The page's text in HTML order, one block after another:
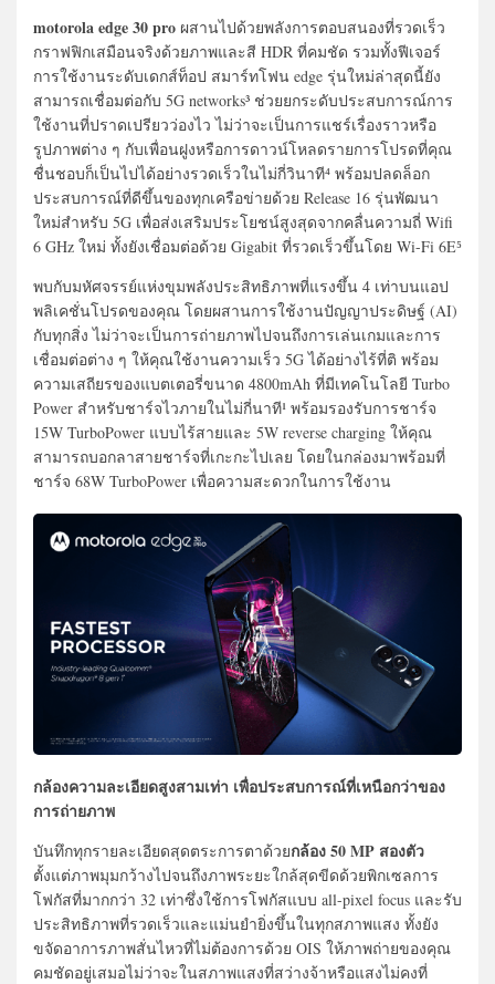
motorola edge 30 pro ผสานไปด้วยพลังการตอบสนองที่รวดเร็ว
กราฟฟิกเสมือนจริงด้วยภาพและสี HDR ที่คมชัด รวมทั้งฟีเจอร์
การใช้งานระดับเดกส์ท็อป สมาร์ทโฟน edge รุ่นใหม่ล่าสุดนี้ยัง
สามารถเชื่อมต่อกับ 5G networks³ ช่วยยกระดับประสบการณ์การ
ใช้งานที่ปราดเปรียวว่องไว ไม่ว่าจะเป็นการแชร์เรื่องราวหรือ
รูปภาพต่าง ๆ กับเพื่อนฝูงหรือการดาวน์โหลดรายการโปรดที่คุณ
ชื่นชอบก็เป็นไปได้อย่างรวดเร็วในไม่กี่วินาที⁴ พร้อมปลดล็อก
ประสบการณ์ที่ดีขึ้นของทุกเครือข่ายด้วย Release 16 รุ่นพัฒนา
ใหม่สำหรับ 5G เพื่อส่งเสริมประโยชน์สูงสุดจากคลื่นความถี่ Wifi
6 GHz ใหม่ ทั้งยังเชื่อมต่อด้วย Gigabit ที่รวดเร็วขึ้นโดย Wi-Fi 6E⁵
พบกับมหัศจรรย์แห่งขุมพลังประสิทธิภาพที่แรงขึ้น 4 เท่าบนแอป
พลิเคชั่นโปรดของคุณ โดยผสานการใช้งานปัญญาประดิษฐ์ (AI)
กับทุกสิ่ง ไม่ว่าจะเป็นการถ่ายภาพไปจนถึงการเล่นเกมและการ
เชื่อมต่อต่าง ๆ ให้คุณใช้งานความเร็ว 5G ได้อย่างไร้ที่ติ พร้อม
ความเสถียรของแบตเตอรี่ขนาด 4800mAh ที่มีเทคโนโลยี Turbo
Power สำหรับชาร์จไวภายในไม่กี่นาที¹ พร้อมรองรับการชาร์จ
15W TurboPower แบบไร้สายและ 5W reverse charging ให้คุณ
สามารถบอกลาสายชาร์จที่เกะกะไปเลย โดยในกล่องมาพร้อมที่
ชาร์จ 68W TurboPower เพื่อความสะดวกในการใช้งาน
กล้องความละเอียดสูงสามเท่า เพื่อประสบการณ์ที่เหนือกว่าของ
การถ่ายภาพ
บันทึกทุกรายละเอียดสุดตระการตาด้วยกล้อง 50 MP สองตัว
ตั้งแต่ภาพมุมกว้างไปจนถึงภาพระยะใกล้สุดขีดด้วยพิกเซลการ
โฟกัสที่มากกว่า 32 เท่าซึ่งใช้การโฟกัสแบบ all-pixel focus และรับ
ประสิทธิภาพที่รวดเร็วและแม่นยำยิ่งขึ้นในทุกสภาพแสง ทั้งยัง
ขจัดอาการภาพสั่นไหวที่ไม่ต้องการด้วย OIS ให้ภาพถ่ายของคุณ
คมชัดอยู่เสมอไม่ว่าจะในสภาพแสงที่สว่างจ้าหรือแสงไม่คงที่